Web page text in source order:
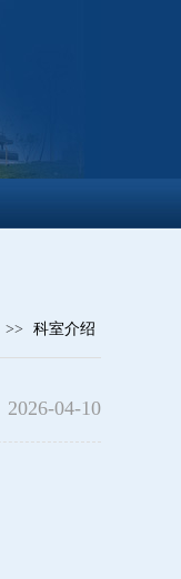
>> 科室介绍
2026-04-10